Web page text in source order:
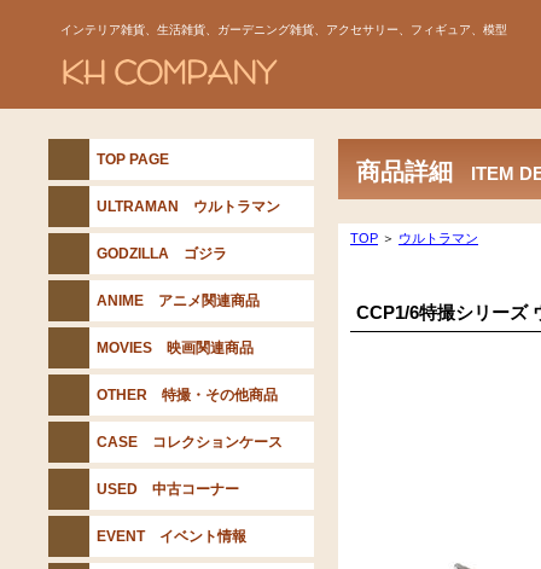
インテリア雑貨、生活雑貨、ガーデニング雑貨、アクセサリー、フィギュア、模型
商品詳細 ITEM
TOP ＞ ウルトラマン
CCP1/6特撮シリーズ
TOP PAGE
ULTRAMAN ウルトラマン
GODZILLA ゴジラ
ANIME アニメ関連商品
MOVIES 映画関連商品
OTHER 特撮・その他商品
CASE コレクションケース
USED 中古コーナー
EVENT イベント情報